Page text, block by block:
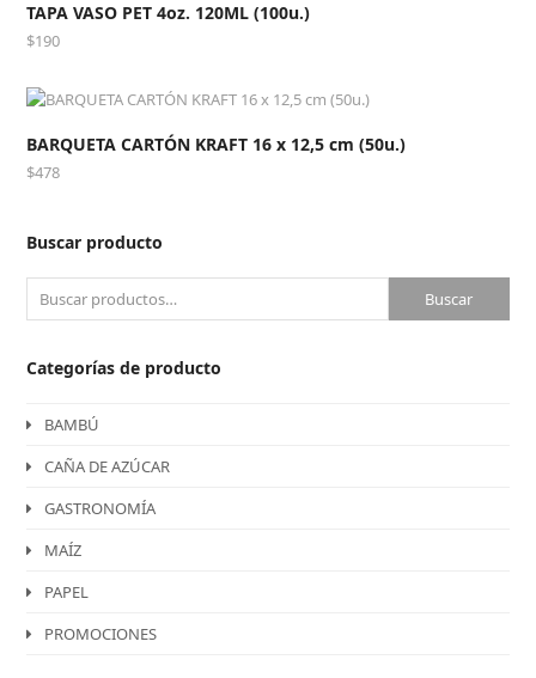
TAPA VASO PET 4oz. 120ML (100u.)
$190
BARQUETA CARTÓN KRAFT 16 x 12,5 cm (50u.)
$478
Buscar producto
Buscar
Categorías de producto
BAMBÚ
CAÑA DE AZÚCAR
GASTRONOMÍA
MAÍZ
PAPEL
PROMOCIONES